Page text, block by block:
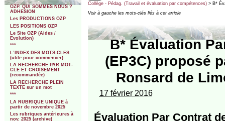
OZP. QUI SOMMES NOUS ?
ADHESION
Les PRODUCTIONS OZP
LES POSITIONS OZP
Le Site OZP (Aides /
Evolution)
***
L’INDEX DES MOTS-CLES
(utile pour commencer)
LA RECHERCHE PAR MOT-
CLE ET CROISEMENT
(recommandée)
LA RECHERCHE PLEIN
TEXTE sur un mot
***
LA RUBRIQUE UNIQUE à
partir de novembre 2025
Les rubriques antérieures à
nov. 2025 (archive)
Collège - Pédag. (Travail et évaluation par compétences)> B*
Voir à gauche les mots-clés liés à cet article
B* Évaluation
(EP3C) proposé
Ronsard de
17 février 2016
Évaluation Par Contrat